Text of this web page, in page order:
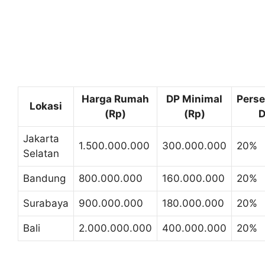
Lokasi
Harga Rumah
(Rp)
DP Minimal
(Rp)
Jakarta
Selatan
1.500.000.000 300.000.000 20%
Bandung 800.000.000 160.000.000 20%
Surabaya 900.000.000 180.000.000 20%
Bali 2.000.000.000 400.000.000 20%